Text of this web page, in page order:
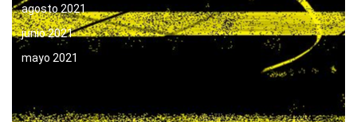
agosto 2021
junio 2021
mayo 2021